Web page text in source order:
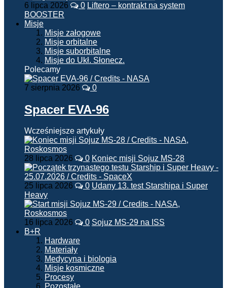
6 lipca 2026 0 Liftero – kontrakt na system
BOOSTER
Misje
Misje załogowe
Misje orbitalne
Misje suborbitalne
Misje do Ukł. Słonecz.
Polecamy
7 sierpnia 2026 0
Spacer EVA-96
Wcześniejsze artykuły
28 lipca 2026 0 Koniec misji Sojuz MS-28
25 lipca 2026 0 Udany 13. test Starshipa i Super
Heavy
16 lipca 2026 0 Sojuz MS-29 na ISS
B+R
Hardware
Materiały
Medycyna i biologia
Misje kosmiczne
Procesy